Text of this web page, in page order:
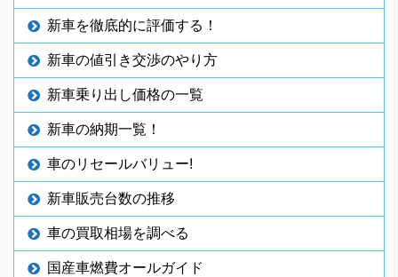
新車を徹底的に評価する！
新車の値引き交渉のやり方
新車乗り出し価格の一覧
新車の納期一覧！
車のリセールバリュー!
新車販売台数の推移
車の買取相場を調べる
国産車燃費オールガイド